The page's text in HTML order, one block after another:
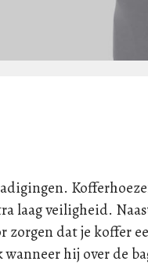
laag veiligheid.
zorgen dat je koffer
hij over de